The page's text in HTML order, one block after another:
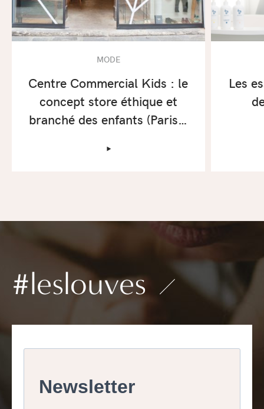
MODE
Centre Commercial Kids : le
concept store éthique et
branché des enfants (Paris…
‣
Les
#leslouves